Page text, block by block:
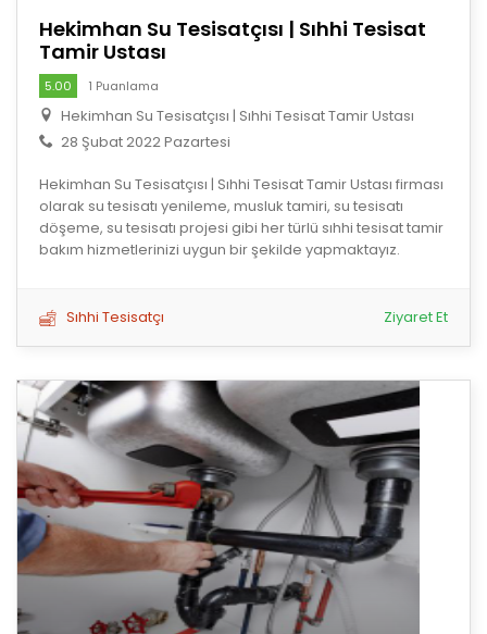
Hekimhan Su Tesisatçısı | Sıhhi Tesisat
Tamir Ustası
5.00 1 Puanlama
Hekimhan Su Tesisatçısı | Sıhhi Tesisat Tamir Ustası
28 Şubat 2022 Pazartesi
Hekimhan Su Tesisatçısı | Sıhhi Tesisat Tamir Ustası firması
olarak su tesisatı yenileme, musluk tamiri, su tesisatı
döşeme, su tesisatı projesi gibi her türlü sıhhi tesisat tamir
bakım hizmetlerinizi uygun bir şekilde yapmaktayız.
Sıhhi Tesisatçı Ziyaret Et